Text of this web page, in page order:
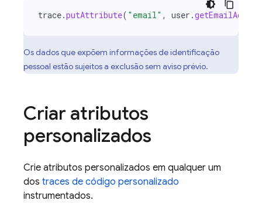
trace.putAttribute( "email" , user .
Os dados que expõem informações de identificação
pessoal estão sujeitos a exclusão sem aviso prévio.
Criar atributos
personalizados
Crie atributos personalizados em qualquer um
dos traces de código personalizado
instrumentados.